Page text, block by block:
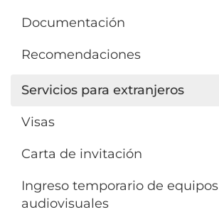
Documentación
Recomendaciones
Servicios para extranjeros
Visas
Carta de invitación
Ingreso temporario de equipos
audiovisuales